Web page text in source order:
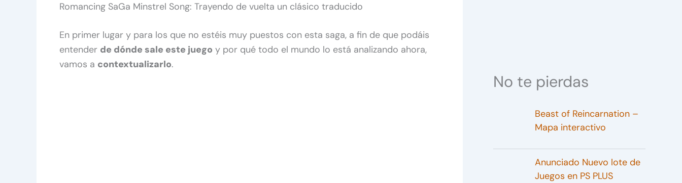
Romancing SaGa Minstrel Song: Trayendo de vuelta un clásico traducido
En primer lugar y para los que no estéis muy puestos con esta saga, a fin de que podáis
entender de dónde sale este juego y por qué todo el mundo lo está analizando ahora,
vamos a contextualizarlo.
No te pierdas
Beast of Reincarnation –
Mapa interactivo
Anunciado Nuevo lote de
Juegos en PS PLUS